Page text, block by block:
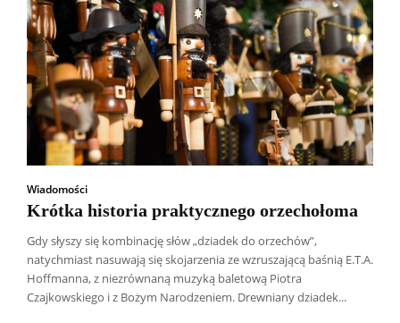
Wiadomości
Krótka historia praktycznego orzechołoma
Gdy słyszy się kombinację słów „dziadek do orzechów”,
natychmiast nasuwają się skojarzenia ze wzruszającą baśnią E.T.A.
Hoffmanna, z niezrównaną muzyką baletową Piotra
Czajkowskiego i z Bożym Narodzeniem. Drewniany dziadek...